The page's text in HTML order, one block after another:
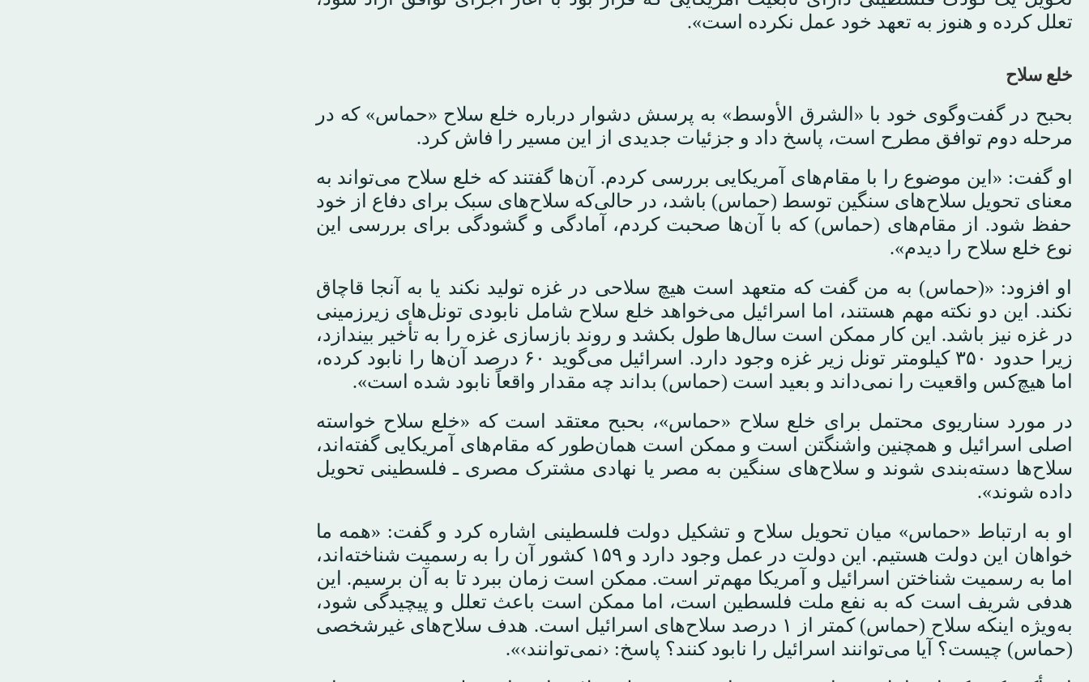
تعلل کرده و هنوز به تعهد خود عمل نکرده است».
خلع سلاح
بحبح در گفت‌وگوی خود با «الشرق الأوسط» به پرسش دشوار درباره خلع سلاح «حماس» که در
مرحله دوم توافق مطرح است، پاسخ داد و جزئیات جدیدی از این مسیر را فاش کرد.
او گفت: «این موضوع را با مقام‌های آمریکایی بررسی کردم. آن‌ها گفتند که خلع سلاح می‌تواند به
معنای تحویل سلاح‌های سنگین توسط (حماس) باشد، در حالی‌که سلاح‌های سبک برای دفاع از خود
حفظ شود. از مقام‌های (حماس) که با آن‌ها صحبت کردم، آمادگی و گشودگی برای بررسی این
نوع خلع سلاح را دیدم».
او افزود: «(حماس) به من گفت که متعهد است هیچ سلاحی در غزه تولید نکند یا به آنجا قاچاق
نکند. این دو نکته مهم هستند، اما اسرائیل می‌خواهد خلع سلاح شامل نابودی تونل‌های زیرزمینی
در غزه نیز باشد. این کار ممکن است سال‌ها طول بکشد و روند بازسازی غزه را به تأخیر بیندازد،
زیرا حدود ۳۵۰ کیلومتر تونل زیر غزه وجود دارد. اسرائیل می‌گوید ۶۰ درصد آن‌ها را نابود کرده،
اما هیچ‌کس واقعیت را نمی‌داند و بعید است (حماس) بداند چه مقدار واقعاً نابود شده است».
در مورد سناریوی محتمل برای خلع سلاح «حماس»، بحبح معتقد است که «خلع سلاح خواسته
اصلی اسرائیل و همچنین واشنگتن است و ممکن است همان‌طور که مقام‌های آمریکایی گفته‌اند،
سلاح‌ها دسته‌بندی شوند و سلاح‌های سنگین به مصر یا نهادی مشترک مصری ـ فلسطینی تحویل
داده شوند».
او به ارتباط «حماس» میان تحویل سلاح و تشکیل دولت فلسطینی اشاره کرد و گفت: «همه ما
خواهان این دولت هستیم. این دولت در عمل وجود دارد و ۱۵۹ کشور آن را به رسمیت شناخته‌اند،
اما به رسمیت شناختن اسرائیل و آمریکا مهم‌تر است. ممکن است زمان ببرد تا به آن برسیم. این
هدفی شریف است که به نفع ملت فلسطین است، اما ممکن است باعث تعلل و پیچیدگی شود،
به‌ویژه اینکه سلاح (حماس) کمتر از ۱ درصد سلاح‌های اسرائیل است. هدف سلاح‌های غیرشخصی
(حماس) چیست؟ آیا می‌توانند اسرائیل را نابود کنند؟ پاسخ: ‹نمی‌توانند›».